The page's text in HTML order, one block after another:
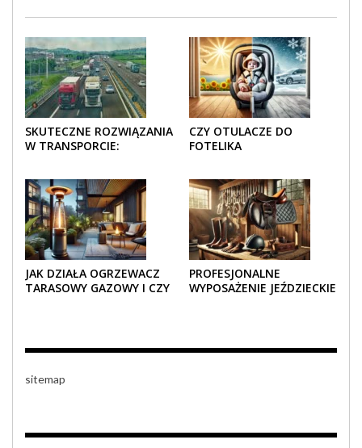
SKUTECZNE ROZWIĄZANIA
W TRANSPORCIE:
CZY OTULACZE DO
FOTELIKA
ZIMĄ?
JAK DZIAŁA OGRZEWACZ
TARASOWY GAZOWY I CZY
PROFESJONALNE
WYPOSAŻENIE JEŹDZIECKIE
sitemap